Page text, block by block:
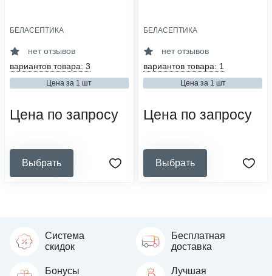
дезинфекция
антисептики
кол-во в упаковке, шт:
БЕЛАСЕПТИКА
нет отзывов
вариантов товара: 3
Цена за 1 шт
Цена по запросу
Выбрать
дезинфекция
антисептики
сфера деятельности:
стоматология, салоны красоты,
ветеринарные клиники, аптеки,
БЕЛАСЕПТИКА
нет отзывов
вариантов товара: 1
Цена за 1 шт
Цена по запросу
Выбрать
Система
скидок
Бесплатная
доставка
Бонусы
Лучшая